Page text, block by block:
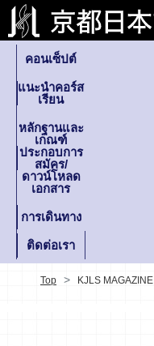
คอนเซ็ปต์
แนะนำคอร์ส
เรียน
หลักฐานและ
เกณฑ์
ประกอบการ
สมัคร/
ดาวน์โหลด
เอกสาร
การเดินทาง
ติดต่อเรา
Top KJLS MAGAZINE